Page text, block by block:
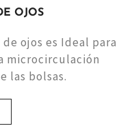
OJOS
ojos es Ideal para
microcirculación
las bolsas.